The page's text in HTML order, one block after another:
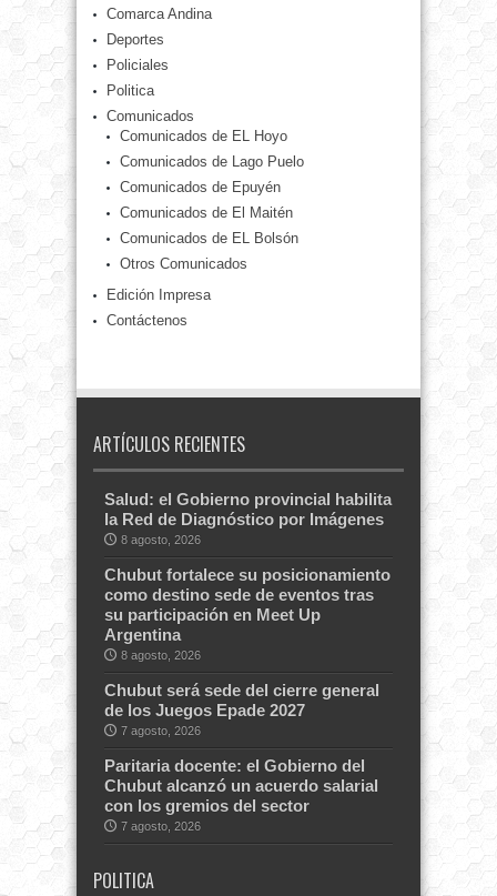
Comarca Andina
Deportes
Policiales
Politica
Comunicados
Comunicados de EL Hoyo
Comunicados de Lago Puelo
Comunicados de Epuyén
Comunicados de El Maitén
Comunicados de EL Bolsón
Otros Comunicados
Edición Impresa
Contáctenos
ARTÍCULOS RECIENTES
Salud: el Gobierno provincial habilita
la Red de Diagnóstico por Imágenes
8 agosto, 2026
Chubut fortalece su posicionamiento
como destino sede de eventos tras
su participación en Meet Up
Argentina
8 agosto, 2026
Chubut será sede del cierre general
de los Juegos Epade 2027
7 agosto, 2026
Paritaria docente: el Gobierno del
Chubut alcanzó un acuerdo salarial
con los gremios del sector
7 agosto, 2026
POLITICA